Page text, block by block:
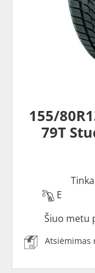
155/
79T
E
Šiuo metu
Atsiėmimas